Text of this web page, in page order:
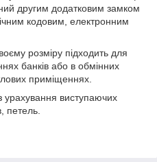
другим додатковим замком
кодовим, електронним
розміру підходить для
банків або в обмінних
приміщеннях.
урахування виступаючих
петель.